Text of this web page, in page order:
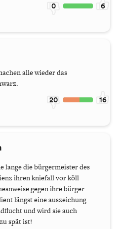
0 6
alle wieder das
20 16
lange die bürgermeister des
ihren kniefall vor köll
gegen ihre bürger
längst eine auszeichung
und wird sie auch
spät ist!